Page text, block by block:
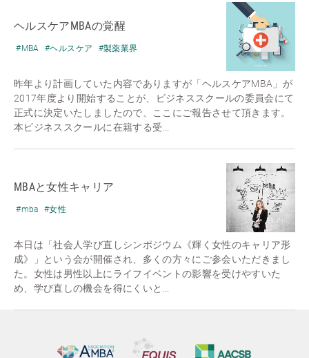
ヘルスケアMBAの覚醒
#MBA #ヘルスケア #製薬業界
昨年より計画していた内容でありますが「ヘルスケアMBA」が
2017年度より開始することが、ビジネススクールの委員会にて
正式に決定いたしましたので、ここにご報告させて頂きます。
本ビジネススクールに在籍する受...
MBAと女性キャリア
#mba #女性
本日は「社会人学び直しシンポジウム《輝く女性のキャリア形
成》」という会が開催され、多くの方々にご参会いただきまし
た。女性は男性以上にライフイベントの影響を受けやすいた
め、学び直しの機会を得にくいと...